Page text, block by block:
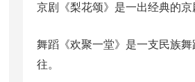
京剧《梨花颂》是一出经典的
舞蹈《欢聚一堂》是一支民族
往。